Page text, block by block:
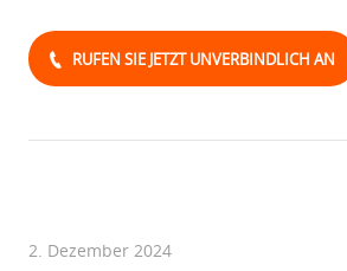
RUFEN SIE JETZT UNVERBINDLICH AN
2. Dezember 2024